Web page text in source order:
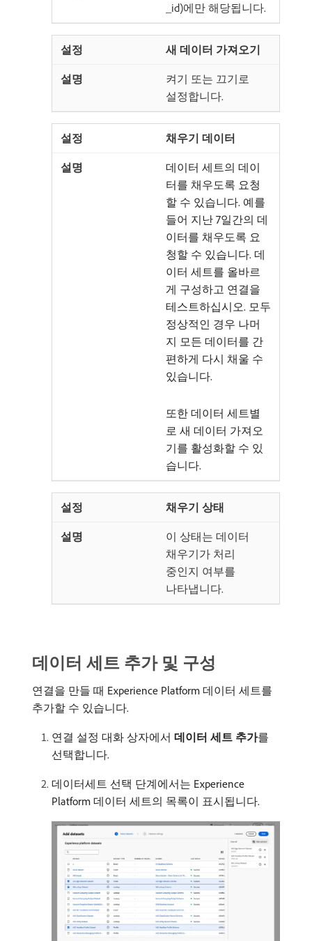
_id)에만 해당됩니다.
새 데이터 가져오기
켜기 또는 끄기로
설정합니다.
채우기 데이터
데이터 세트의 데이
터를 채우도록 요청
할 수 있습니다. 예를
들어 지난 7일간의 데
이터를 채우도록 요
청할 수 있습니다. 데
이터 세트를 올바르
게 구성하고 연결을
테스트하십시오. 모두
정상적인 경우 나머
지 모든 데이터를 간
편하게 다시 채울 수
있습니다.
또한 데이터 세트별
로 새 데이터 가져오
기를 활성화할 수 있
습니다.
채우기 상태
이 상태는 데이터
채우기가 처리
중인지 여부를
나타냅니다.
데이터 세트 추가 및 구성
연결을 만들 때 Experience Platform 데이터 세트를
추가할 수 있습니다.
연결 설정 대화 상자에서 데이터 세트 추가​를
선택합니다.
데이터세트 선택 단계에서는 Experience
Platform 데이터 세트의 목록이 표시됩니다.